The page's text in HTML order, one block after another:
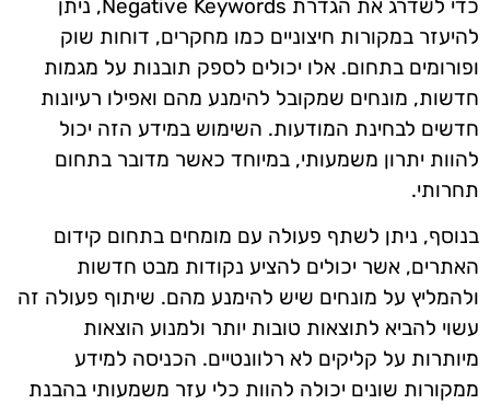
כדי לשדרג את הגדרת Negative Keywords, ניתן
להיעזר במקורות חיצוניים כמו מחקרים, דוחות שוק
ופורומים בתחום. אלו יכולים לספק תובנות על מגמות
חדשות, מונחים שמקובל להימנע מהם ואפילו רעיונות
חדשים לבחינת המודעות. השימוש במידע הזה יכול
להוות יתרון משמעותי, במיוחד כאשר מדובר בתחום
תחרותי.
בנוסף, ניתן לשתף פעולה עם מומחים בתחום קידום
האתרים, אשר יכולים להציע נקודות מבט חדשות
ולהמליץ על מונחים שיש להימנע מהם. שיתוף פעולה זה
עשוי להביא לתוצאות טובות יותר ולמנוע הוצאות
מיותרות על קליקים לא רלוונטיים. הכניסה למידע
ממקורות שונים יכולה להוות כלי עזר משמעותי בהבנת